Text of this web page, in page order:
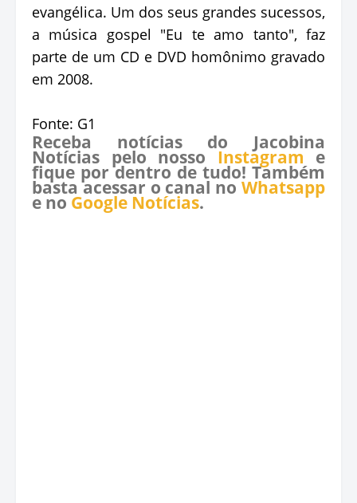
evangélica. Um dos seus grandes sucessos,
a música gospel "Eu te amo tanto", faz
parte de um CD e DVD homônimo gravado
em 2008.
Fonte: G1
Receba notícias do Jacobina
Notícias pelo nosso Instagram e
fique por dentro de tudo! Também
basta acessar o canal no Whatsapp
e no Google Notícias.